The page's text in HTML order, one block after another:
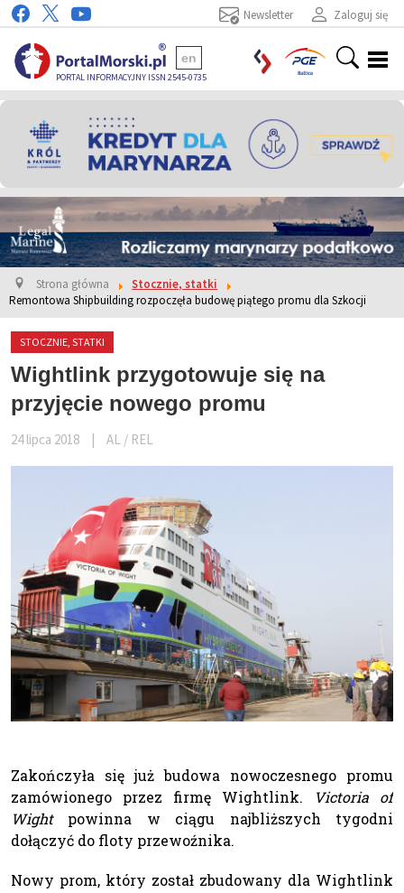
Zaloguj się
Newsletter
PORTAL INFORMACYJNY ISSN 2545-0735
en
Strona główna
Stocznie, statki
Remontowa Shipbuilding rozpoczęła budowę piątego promu dla Szkocji
STOCZNIE, STATKI
Wightlink przygotowuje się na
przyjęcie nowego promu
24 lipca 2018 AL / REL
Zakończyła się już budowa nowoczesnego promu
zamówionego przez firmę Wightlink.
Victoria of
Wightpowinna w ciągu najbliższych tygodni
dołączyć do floty przewoźnika.
Nowy prom, który został zbudowany dla Wightlink